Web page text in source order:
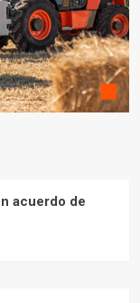
acuerdo de